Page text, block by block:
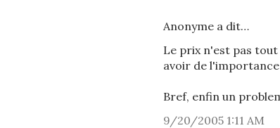
Anonyme a dit…
Le prix n'est pas
avoir de l'importance
Bref, enfin un
9/20/2005 1:11 AM